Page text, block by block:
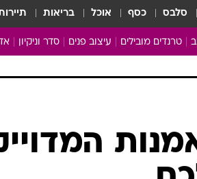
סלבס כסף אוכל בריאות
טרנדים מובילים עיצוב פנים סדר וניקיון